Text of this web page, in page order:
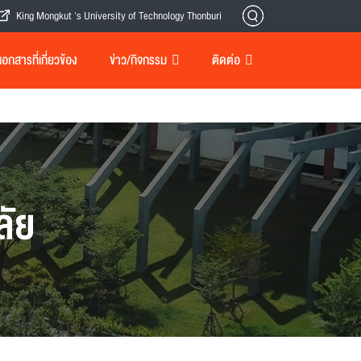
King Mongkut 's University of Technology Thonburi
กสารที่เกี่ยวข้อง ข่าว/กิจกรรม ติดต่อ
ย